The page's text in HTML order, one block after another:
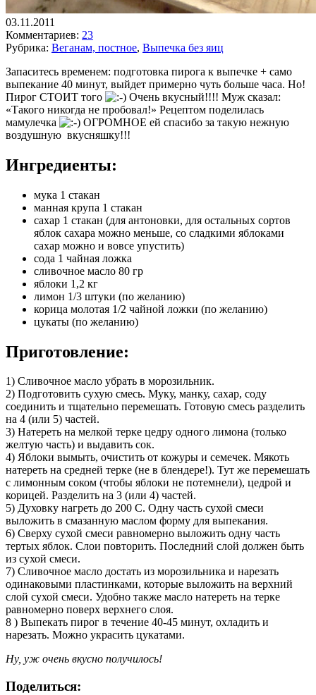
03.11.2011
Комментариев: 23
Рубрика: Веганам, постное, Выпечка без яиц
Запаситесь временем: подготовка пирога к выпечке + само
выпекание 40 минут, выйдет примерно чуть больше часа. Но!
Пирог СТОИТ того
Очень вкусный!!!! Муж сказал:
«Такого никогда не пробовал!» Рецептом поделилась
мамулечка
ОГРОМНОЕ ей спасибо за такую нежную
воздушную вкусняшку!!!
Ингредиенты:
мука 1 стакан
манная крупа 1 стакан
сахар 1 стакан (для антоновки, для остальных сортов
яблок сахара можно меньше, со сладкими яблоками
сахар можно и вовсе упустить)
сода 1 чайная ложка
сливочное масло 80 гр
яблоки 1,2 кг
лимон 1/3 штуки (по желанию)
корица молотая 1/2 чайной ложки (по желанию)
цукаты (по желанию)
Приготовление:
1) Сливочное масло убрать в морозильник.
2) Подготовить сухую смесь. Муку, манку, сахар, соду
соединить и тщательно перемешать. Готовую смесь разделить
на 4 (или 5) частей.
3) Натереть на мелкой терке цедру одного лимона (только
желтую часть) и выдавить сок.
4) Яблоки вымыть, очистить от кожуры и семечек. Мякоть
натереть на средней терке (не в блендере!). Тут же перемешать
с лимонным соком (чтобы яблоки не потемнели), цедрой и
корицей. Разделить на 3 (или 4) частей.
5) Духовку нагреть до 200 С. Одну часть сухой смеси
выложить в смазанную маслом форму для выпекания.
6) Сверху сухой смеси равномерно выложить одну часть
тертых яблок. Слои повторить. Последний слой должен быть
из сухой смеси.
7) Сливочное масло достать из морозильника и нарезать
одинаковыми пластинками, которые выложить на верхний
слой сухой смеси. Удобно также масло натереть на терке
равномерно поверх верхнего слоя.
8 ) Выпекать пирог в течение 40-45 минут, охладить и
нарезать. Можно украсить цукатами.
Ну, уж очень вкусно получилось!
Поделиться: